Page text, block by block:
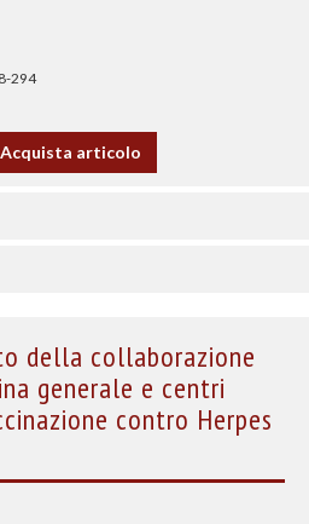
294
Acquista articolo
della collaborazione
generale e centri
contro Herpes